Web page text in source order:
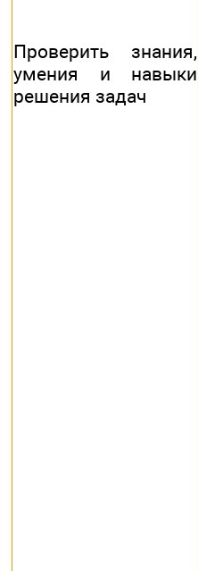
Проверить знания,
умения и навыки
решения задач